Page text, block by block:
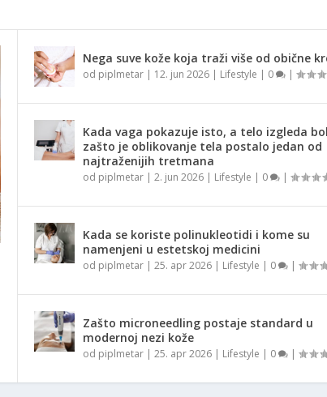
Nega suve kože koja traži više od obične
od piplmetar| 12. jun 2026| Lifestyle | 0 |
Kada vaga pokazuje isto, a telo izgleda
zašto je oblikovanje tela postalo jedan od
najtraženijih tretmana
od piplmetar| 2. jun 2026| Lifestyle | 0 |
Kada se koriste polinukleotidi i kome su
namenjeni u estetskoj medicini
od piplmetar| 25. apr 2026| Lifestyle | 0 |
Zašto microneedling postaje standard u
modernoj nezi kože
od piplmetar| 25. apr 2026| Lifestyle | 0 |